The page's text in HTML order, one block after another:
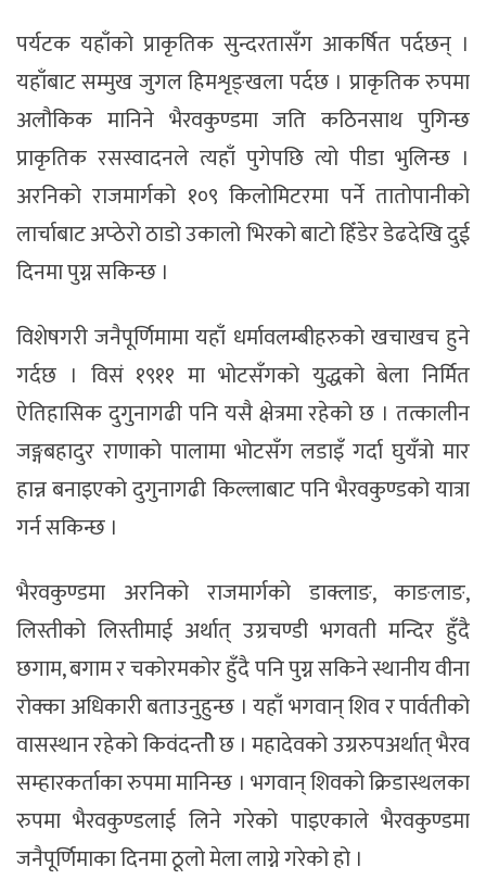
पर्यटक यहाँको प्राकृतिक सुन्दरतासँग आकर्षित पर्दछन् ।
यहाँबाट सम्मुख जुगल हिमशृङ्खला पर्दछ । प्राकृतिक रुपमा
अलौकिक मानिने भैरवकुण्डमा जति कठिनसाथ पुगिन्छ
प्राकृतिक रसस्वादनले त्यहाँ पुगेपछि त्यो पीडा भुलिन्छ ।
अरनिको राजमार्गको १०९ किलोमिटरमा पर्ने तातोपानीको
लार्चाबाट अप्ठेरो ठाडो उकालो भिरको बाटो हिँडेर डेढदेखि दुई
दिनमा पुग्न सकिन्छ ।
विशेषगरी जनैपूर्णिमामा यहाँ धर्मावलम्बीहरुको खचाखच हुने
गर्दछ । विसं १९११ मा भोटसँगको युद्धको बेला निर्मित
ऐतिहासिक दुगुनागढी पनि यसै क्षेत्रमा रहेको छ । तत्कालीन
जङ्गबहादुर राणाको पालामा भोटसँग लडाइँ गर्दा घुयँत्रो मार
हान्न बनाइएको दुगुनागढी किल्लाबाट पनि भैरवकुण्डको यात्रा
गर्न सकिन्छ ।
भैरवकुण्डमा अरनिको राजमार्गको डाक्लाङ, काङलाङ,
लिस्तीको लिस्तीमाई अर्थात् उग्रचण्डी भगवती मन्दिर हुँदै
छगाम, बगाम र चकोरमकोर हुँदै पनि पुग्न सकिने स्थानीय वीना
रोक्का अधिकारी बताउनुहुन्छ । यहाँ भगवान् शिव र पार्वतीको
वासस्थान रहेको किवंदन्तीे छ । महादेवको उग्ररुपअर्थात् भैरव
सम्हारकर्ताका रुपमा मानिन्छ । भगवान् शिवको क्रिडास्थलका
रुपमा भैरवकुण्डलाई लिने गरेको पाइएकाले भैरवकुण्डमा
जनैपूर्णिमाका दिनमा ठूलो मेला लाग्ने गरेको हो ।